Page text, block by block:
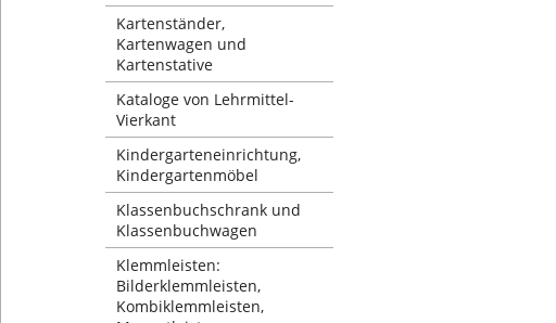
Kartenständer,
Kartenwagen und
Kartenstative
Kataloge von Lehrmittel-
Vierkant
Kindergarteneinrichtung,
Kindergartenmöbel
Klassenbuchschrank und
Klassenbuchwagen
Klemmleisten:
Bilderklemmleisten,
Kombiklemmleisten,